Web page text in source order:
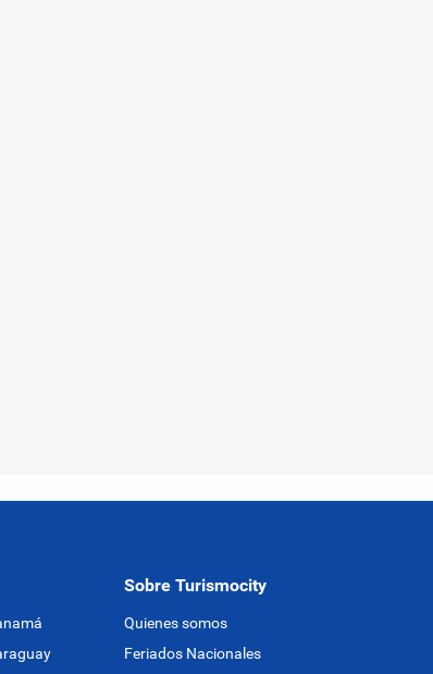
Sobre Turismocity
Quienes somos
Feriados Nacionales